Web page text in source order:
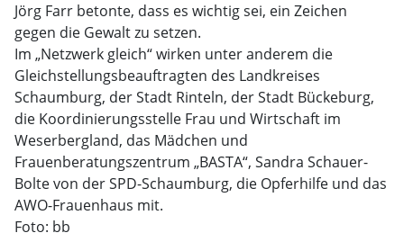
Jörg Farr betonte, dass es wichtig sei, ein Zeichen
gegen die Gewalt zu setzen.
Im „Netzwerk gleich“ wirken unter anderem die
Gleichstellungsbeauftragten des Landkreises
Schaumburg, der Stadt Rinteln, der Stadt Bückeburg,
die Koordinierungsstelle Frau und Wirtschaft im
Weserbergland, das Mädchen und
Frauenberatungszentrum „BASTA“, Sandra Schauer-
Bolte von der SPD-Schaumburg, die Opferhilfe und das
AWO-Frauenhaus mit.
Foto: bb